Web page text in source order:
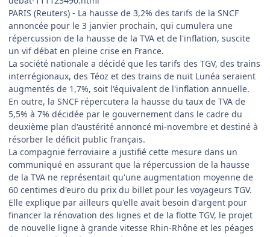
PARIS (Reuters) - La hausse de 3,2% des tarifs de la SNCF
annoncée pour le 3 janvier prochain, qui cumulera une
répercussion de la hausse de la TVA et de l'inflation, suscite
un vif débat en pleine crise en France.
La société nationale a décidé que les tarifs des TGV, des trains
interrégionaux, des Téoz et des trains de nuit Lunéa seraient
augmentés de 1,7%, soit l'équivalent de l'inflation annuelle.
En outre, la SNCF répercutera la hausse du taux de TVA de
5,5% à 7% décidée par le gouvernement dans le cadre du
deuxième plan d'austérité annoncé mi-novembre et destiné à
résorber le déficit public français.
La compagnie ferroviaire a justifié cette mesure dans un
communiqué en assurant que la répercussion de la hausse
de la TVA ne représentait qu'une augmentation moyenne de
60 centimes d'euro du prix du billet pour les voyageurs TGV.
Elle explique par ailleurs qu'elle avait besoin d'argent pour
financer la rénovation des lignes et de la flotte TGV, le projet
de nouvelle ligne à grande vitesse Rhin-Rhône et les péages